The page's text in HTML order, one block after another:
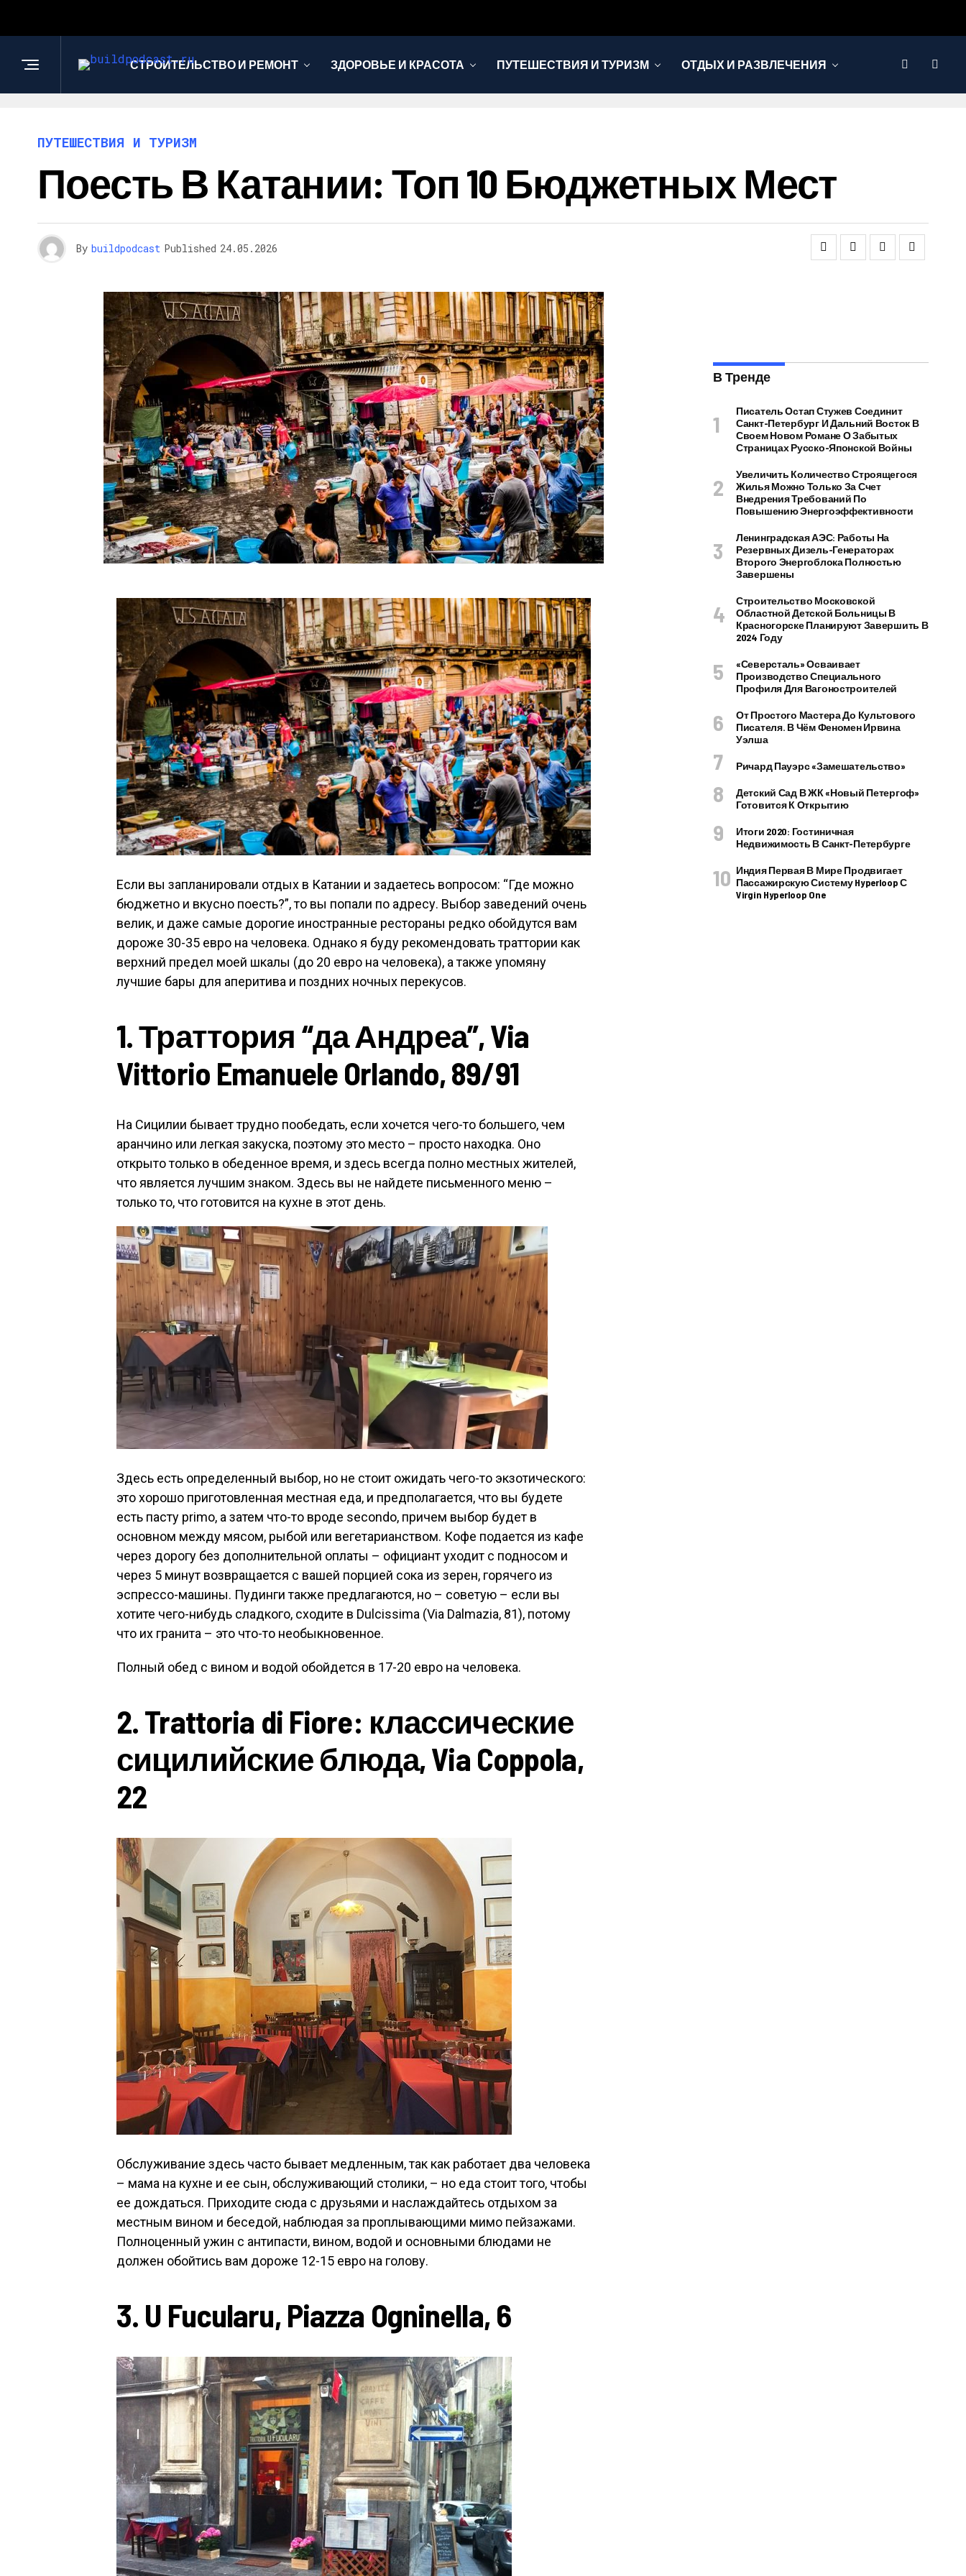
СТРОИТЕЛЬСТВО И РЕМОНТ ЗДОРОВЬЕ И КРАСОТА ПУТЕШЕСТВИЯ И ТУРИЗМ ОТДЫХ И РАЗВЛЕЧЕНИЯ
ПУТЕШЕСТВИЯ И ТУРИЗМ
Поесть В Катании: Топ 10 Бюджетных Мест
By buildpodcast Published 24.05.2026
Если вы запланировали отдых в Катании и задаетесь вопросом: “Где можно
бюджетно и вкусно поесть?”, то вы попали по адресу. Выбор заведений очень
велик, и даже самые дорогие иностранные рестораны редко обойдутся вам
дороже 30-35 евро на человека. Однако я буду рекомендовать траттории как
верхний предел моей шкалы (до 20 евро на человека), а также упомяну
лучшие бары для аперитива и поздних ночных перекусов.
1. Траттория “да Андреа”, Via
Vittorio Emanuele Orlando, 89/91
На Сицилии бывает трудно пообедать, если хочется чего-то большего, чем
аранчино или легкая закуска, поэтому это место – просто находка. Оно
открыто только в обеденное время, и здесь всегда полно местных жителей,
что является лучшим знаком. Здесь вы не найдете письменного меню –
только то, что готовится на кухне в этот день.
Здесь есть определенный выбор, но не стоит ожидать чего-то экзотического:
это хорошо приготовленная местная еда, и предполагается, что вы будете
есть пасту primo, а затем что-то вроде secondo, причем выбор будет в
основном между мясом, рыбой или вегетарианством. Кофе подается из кафе
через дорогу без дополнительной оплаты – официант уходит с подносом и
через 5 минут возвращается с вашей порцией сока из зерен, горячего из
эспрессо-машины. Пудинги также предлагаются, но – советую – если вы
хотите чего-нибудь сладкого, сходите в Dulcissima (Via Dalmazia, 81), потому
что их гранита – это что-то необыкновенное.
Полный обед с вином и водой обойдется в 17-20 евро на человека.
2. Trattoria di Fiore: классические
сицилийские блюда, Via Coppola,
22
Обслуживание здесь часто бывает медленным, так как работает два человека
– мама на кухне и ее сын, обслуживающий столики, – но еда стоит того, чтобы
ее дождаться. Приходите сюда с друзьями и наслаждайтесь отдыхом за
местным вином и беседой, наблюдая за проплывающими мимо пейзажами.
Полноценный ужин с антипасти, вином, водой и основными блюдами не
должен обойтись вам дороже 12-15 евро на голову.
3. U Fucularu, Piazza Ogninella, 6
В Тренде
Писатель Остап Стужев Соединит
Санкт-Петербург И Дальний Восток В
Своем Новом Романе О Забытых
Страницах Русско-Японской Войны
Увеличить Количество Строящегося
Жилья Можно Только За Счет
Внедрения Требований По
Повышению Энергоэффективности
Ленинградская АЭС: Работы На
Резервных Дизель-Генераторах
Второго Энергоблока Полностью
Завершены
Строительство Московской
Областной Детской Больницы В
Красногорске Планируют Завершить В
2024 Году
«Северсталь» Осваивает
Производство Специального
Профиля Для Вагоностроителей
От Простого Мастера До Культового
Писателя. В Чём Феномен Ирвина
Уэлша
Ричард Пауэрс «Замешательство»
Детский Сад В ЖК «Новый Петергоф»
Готовится К Открытию
Итоги 2020: Гостиничная
Недвижимость В Санкт-Петербурге
Индия Первая В Мире Продвигает
Пассажирскую Систему Hyperloop С
Virgin Hyperloop One